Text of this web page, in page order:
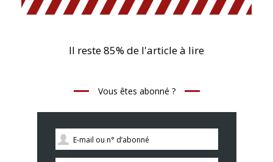
Il reste 85% de l'article à lire
Vous êtes abonné ?